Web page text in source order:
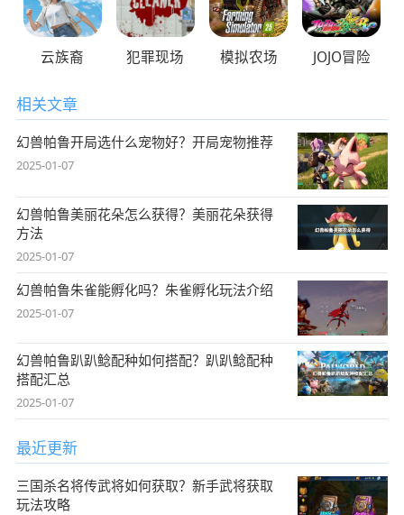
云族裔 犯罪现场 模拟农场 JOJO冒险
相关文章
幻兽帕鲁开局选什么宠物好？开局宠物推荐
2025-01-07
幻兽帕鲁美丽花朵怎么获得？美丽花朵获得
方法
2025-01-07
幻兽帕鲁朱雀能孵化吗？朱雀孵化玩法介绍
2025-01-07
幻兽帕鲁趴趴鲶配种如何搭配？趴趴鲶配种
搭配汇总
2025-01-07
最近更新
三国杀名将传武将如何获取？新手武将获取
玩法攻略